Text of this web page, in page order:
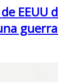
EEUU